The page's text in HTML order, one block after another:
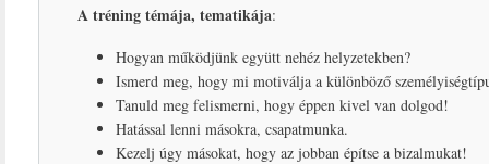
A tréning témája, tematikája:
Hogyan működjünk együtt nehéz helyzetekben?
Ismerd meg, hogy mi motiválja a különböző
Tanuld meg felismerni, hogy éppen kivel van dolgod!
Hatással lenni másokra, csapatmunka.
Kezelj úgy másokat, hogy az jobban építse a bizalmukat!